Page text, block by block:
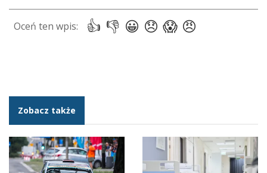
Zobacz także